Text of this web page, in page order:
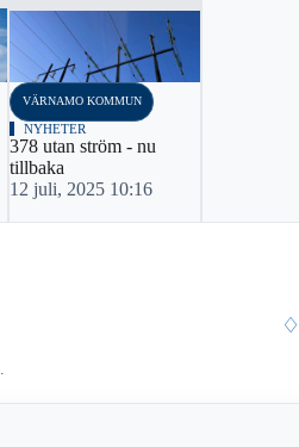
VÄRNAMO KOMMUN
NYHETER
378 utan ström - nu
tillbaka
12 juli, 2025 10:16
♢